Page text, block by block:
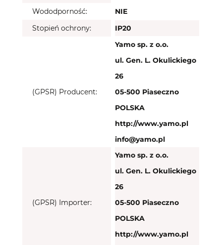
Wododporność:
NIE
Stopień ochrony:
IP20
(GPSR) Producent:
Yamo sp. z o.o.
ul. Gen. L. Okulickiego
26
05-500 Piaseczno
POLSKA
http://www.yamo.pl
info@yamo.pl
(GPSR) Importer:
Yamo sp. z o.o.
ul. Gen. L. Okulickiego
26
05-500 Piaseczno
POLSKA
http://www.yamo.pl